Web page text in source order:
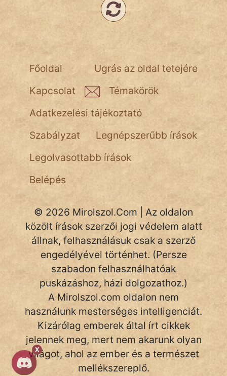
X
Ugrás az oldal tetejére
Főoldal
Kapcsolat
Témakörök
Adatkezelési tájékoztató
Szabályzat
Legnépszerűbb írások
Legolvasottabb írások
Belépés
© 2026 Mirolszol.Com | Az oldalon
közölt írások szerzői jogi védelem alatt
állnak, felhasználásuk csak a szerző
engedélyével történhet. (Persze
szabadon felhasználhatóak
puskázáshoz, házi dolgozathoz.)
A Mirolszol.com oldalon nem
használunk mesterséges intelligenciát.
Kizárólag emberek által írt cikkek
jelennek meg, mert nem akarunk olyan
világot, ahol az ember és a természet
mellékszereplő.